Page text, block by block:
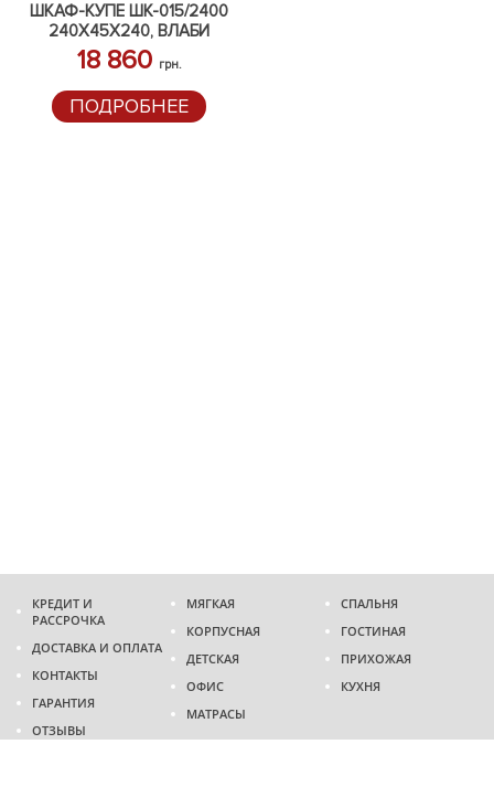
ШКАФ-КУПЕ ШК-015/2400
240Х45Х240, ВЛАБИ
18 860 грн.
ПОДРОБНЕЕ
КРЕДИТ И
РАССРОЧКА
ДОСТАВКА И ОПЛАТА
КОНТАКТЫ
ГАРАНТИЯ
ОТЗЫВЫ
МЯГКАЯ
КОРПУСНАЯ
ДЕТСКАЯ
ОФИС
МАТРАСЫ
СПАЛЬНЯ
ГОСТИНАЯ
ПРИХОЖАЯ
КУХНЯ